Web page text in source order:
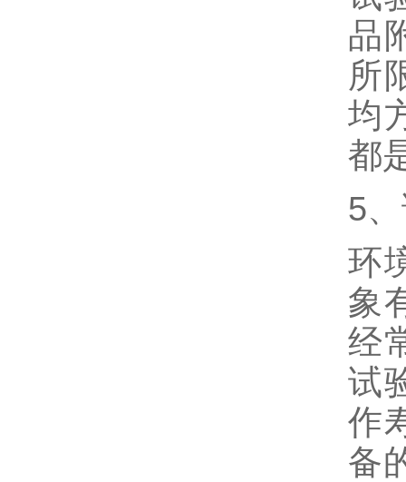
品
所
均
都
5
环
象
经
试
作
备